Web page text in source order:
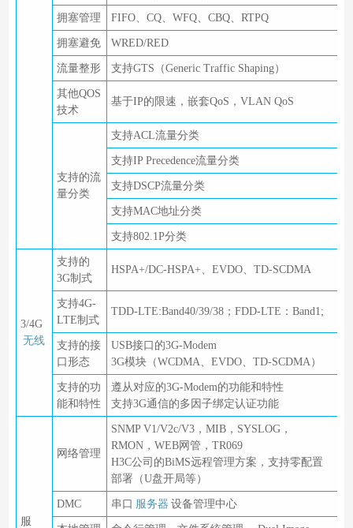
拥塞管理 FIFO、CQ、WFQ、CBQ、RTPQ
拥塞避免 WRED/RED
流量整形 支持GTS（Generic Traffic Shaping）
其他QOS
技术
基于IP的限速，嵌套QoS，VLAN QoS
支持的流
量分类
支持ACL流量分类
支持IP Precedence流量分类
支持DSCP流量分类
支持MAC地址分类
支持802.1P分类
3/4G
无线
支持的
3G制式
HSPA+/DC-HSPA+、EVDO、TD-SCDMA
支持4G-
LTE制式
TDD-LTE:Band40/39/38；FDD-LTE：Band1;
支持的接
口形态
USB接口的3G-Modem
3G模块（WCDMA、EVDO、TD-SCDMA）
支持的功
能和特性
遵从对应的3G-Modem的功能和特性
支持3G通信的多因子绑定认证功能
服
网络管理
SNMP V1/V2c/V3，MIB，SYSLOG，
RMON，WEB网管，TR069
H3C公司的BiMS远程管理方案，支持零配置
部署（U盘开局等）
DMC 串口 服务器 设备管理中心